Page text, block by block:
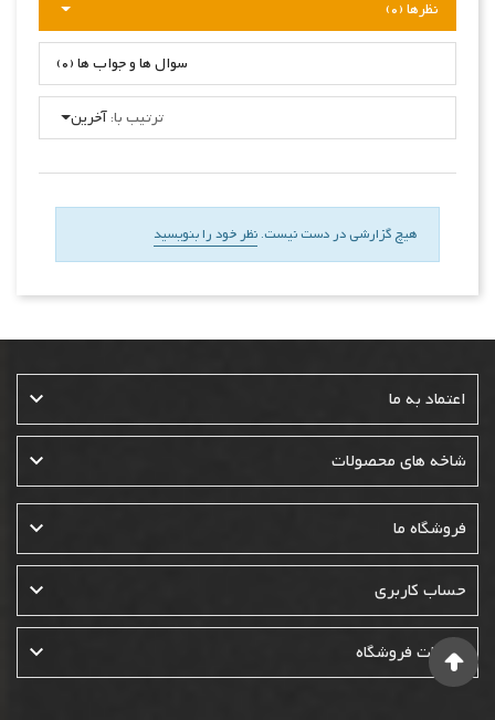
نظرها (0)
سوال ها و جواب ها (0)
ترتیب با: آخرین
هیچ گزارشی در دست نیست. نظر خود را بنویسید
اعتماد به ما 
شاخه های محصولات 
فروشگاه ما 
حساب کاربری 
اطلاعات فروشگاه 